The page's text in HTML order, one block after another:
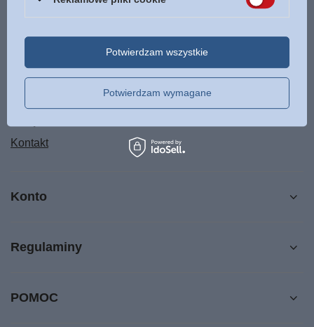
Śledzenie przesyłki
Chcę zareklamować produkt
Chcę odstąpić od umowy
Kontakt
Konto
Regulaminy
POMOC
Potwierdzam wymagane
Potwierdzam wszystkie